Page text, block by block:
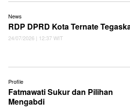
News
RDP DPRD Kota Ternate
24/07/2026 | 12:37 WIT
Profile
Fatmawati Sukur dan Pilihan
Mengabdi